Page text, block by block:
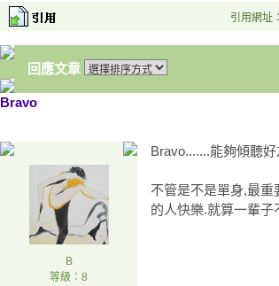
引用網址
回應文章
Bravo
B
等級：8
Bravo.......能夠傾聽
不管是不是單身,最
的人快樂.就算一輩